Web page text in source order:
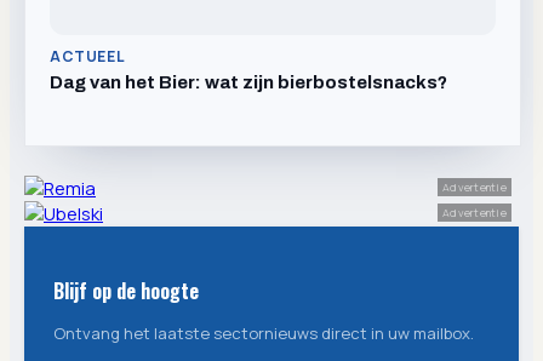
ACTUEEL
Dag van het Bier: wat zijn bierbostelsnacks?
Advertentie
Advertentie
Blijf op de hoogte
Ontvang het laatste sectornieuws direct in uw mailbox.